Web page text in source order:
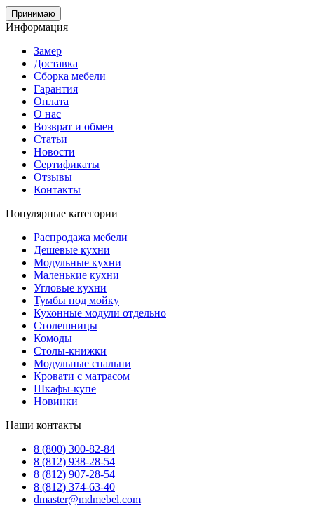
Принимаю
Информация
Замер
Доставка
Сборка мебели
Гарантия
Оплата
О нас
Возврат и обмен
Статьи
Новости
Сертификаты
Отзывы
Контакты
Популярные категории
Распродажа мебели
Дешевые кухни
Модульные кухни
Маленькие кухни
Угловые кухни
Тумбы под мойку
Кухонные модули отдельно
Столешницы
Комоды
Столы-книжки
Модульные спальни
Кровати с матрасом
Шкафы-купе
Новинки
Наши контакты
8 (800) 300-82-84
8 (812) 938-28-54
8 (812) 907-28-54
8 (812) 374-63-40
dmaster@mdmebel.com